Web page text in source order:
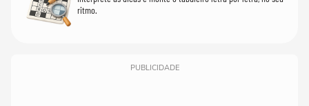
ritmo.
PUBLICIDADE